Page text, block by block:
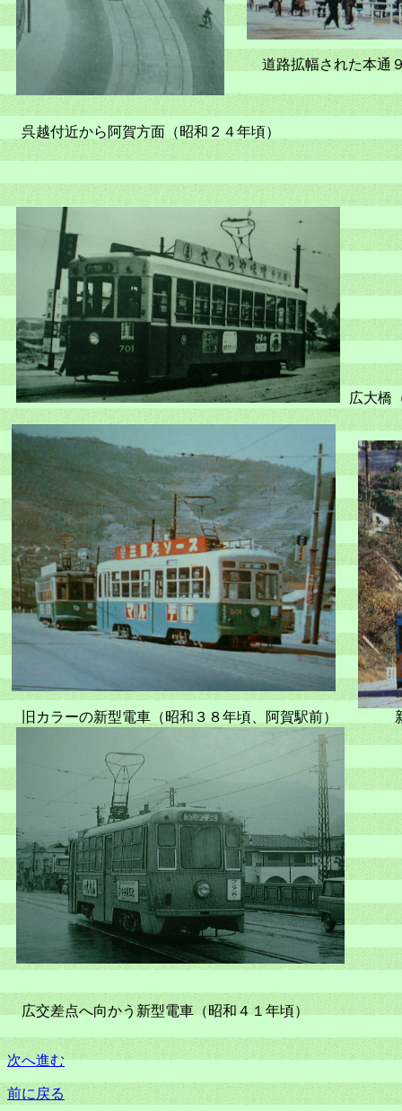
道路拡幅された本通９
呉越付近から阿賀方面（昭和２４年頃）
広大橋
旧カラーの新型電車（昭和３８年頃、阿賀駅前） 新
広交差点へ向かう新型電車（昭和４１年頃）
次へ進む
前に戻る